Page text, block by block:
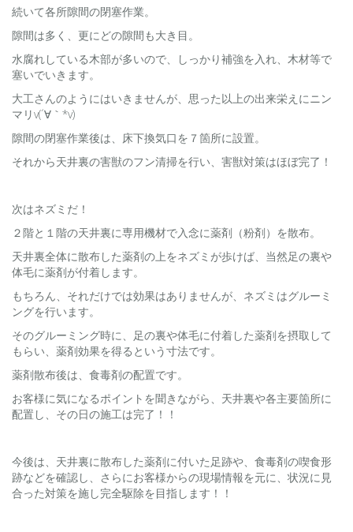
続いて各所隙間の閉塞作業。
隙間は多く、更にどの隙間も大き目。
水腐れしている木部が多いので、しっかり補強を入れ、木材等で
塞いでいきます。
大工さんのようにはいきませんが、思った以上の出来栄えにニン
マリv(´∀｀*v)
隙間の閉塞作業後は、床下換気口を７箇所に設置。
それから天井裏の害獣のフン清掃を行い、害獣対策はほぼ完了！
次はネズミだ！
２階と１階の天井裏に専用機材で入念に薬剤（粉剤）を散布。
天井裏全体に散布した薬剤の上をネズミが歩けば、当然足の裏や
体毛に薬剤が付着します。
もちろん、それだけでは効果はありませんが、ネズミはグルーミ
ングを行います。
そのグルーミング時に、足の裏や体毛に付着した薬剤を摂取して
もらい、薬剤効果を得るという寸法です。
薬剤散布後は、食毒剤の配置です。
お客様に気になるポイントを聞きながら、天井裏や各主要箇所に
配置し、その日の施工は完了！！
今後は、天井裏に散布した薬剤に付いた足跡や、食毒剤の喫食形
跡などを確認し、さらにお客様からの現場情報を元に、状況に見
合った対策を施し完全駆除を目指します！！